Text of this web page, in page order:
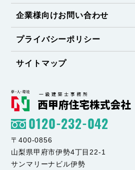
企業様向けお問い合わせ
プライバシーポリシー
サイトマップ
0120-232-042
〒400-0856
山梨県甲府市伊勢4丁目22-1
サンマリーナビル伊勢